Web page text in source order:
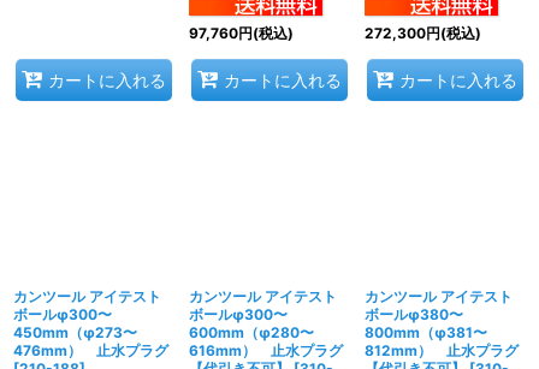
カートに入れる
97,760円(税込)
カートに入れる
272,300円(税込)
カートに入れる
カンツール アイテスト
ボールφ300〜
450mm（φ273〜
476mm） 止水プラグ
カンツール アイテスト
ボールφ300〜
600mm（φ280〜
616mm） 止水プラグ
カンツール アイテスト
ボールφ380〜
800mm（φ381〜
812mm） 止水プラグ